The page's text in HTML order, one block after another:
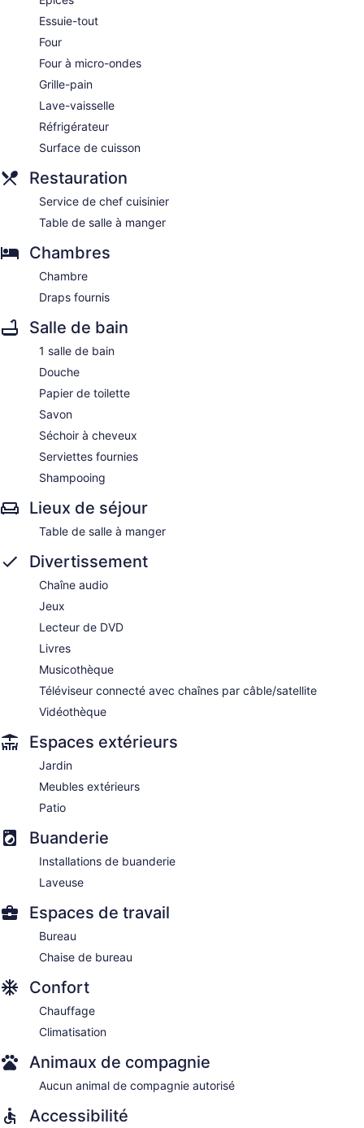
Essuie-tout
Four
Four à micro-ondes
Grille-pain
Lave-vaisselle
Réfrigérateur
Surface de cuisson
Restauration
Service de chef cuisinier
Table de salle à manger
Chambres
Chambre
Draps fournis
Salle de bain
1 salle de bain
Douche
Papier de toilette
Savon
Séchoir à cheveux
Serviettes fournies
Shampooing
Lieux de séjour
Table de salle à manger
Divertissement
Chaîne audio
Jeux
Lecteur de DVD
Livres
Musicothèque
Téléviseur connecté avec chaînes par câble/satellite
Vidéothèque
Espaces extérieurs
Jardin
Meubles extérieurs
Patio
Buanderie
Installations de buanderie
Laveuse
Espaces de travail
Bureau
Chaise de bureau
Confort
Chauffage
Climatisation
Animaux de compagnie
Aucun animal de compagnie autorisé
Accessibilité